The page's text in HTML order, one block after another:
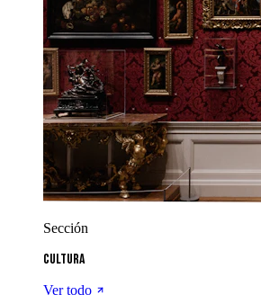
Sección
Cultura
Ver todo